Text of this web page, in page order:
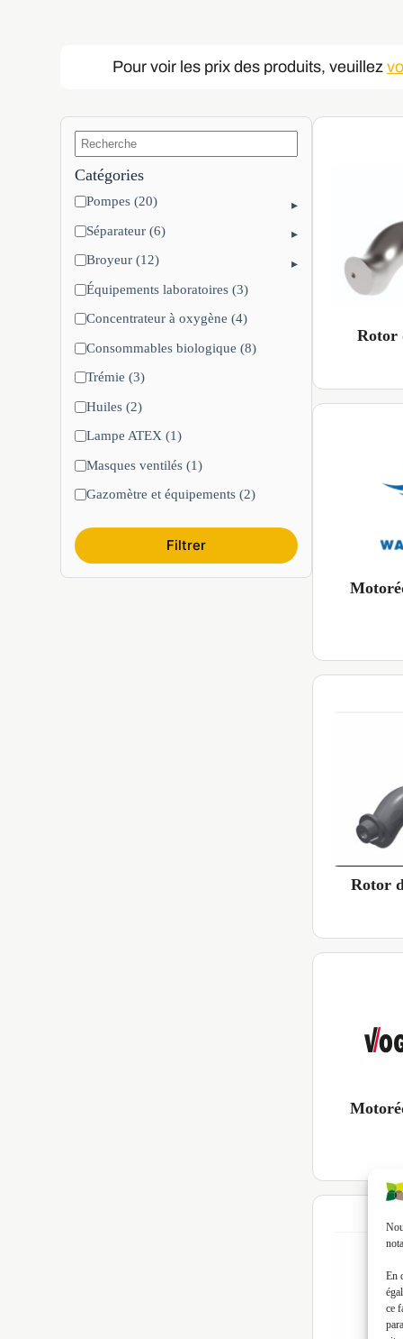
En
ce
Pour voir les prix des produits, veuillez
Catégories
Pompes (20)
▸
Séparateur (6)
▸
Broyeur (12)
▸
Équipements laboratoires (3)
Concentrateur à oxygène (4)
Consommables biologique (8)
Trémie (3)
Huiles (2)
Lampe ATEX (1)
Masques ventilés (1)
Gazomètre et équipements (2)
Filtrer
Rotor
Rotor